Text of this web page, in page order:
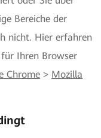
Bereiche der
nicht. Hier erfahren
für Ihren Browser
Chrome > Mozilla